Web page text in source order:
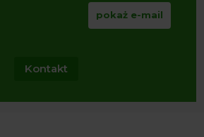
pokaż e-mail
Kontakt